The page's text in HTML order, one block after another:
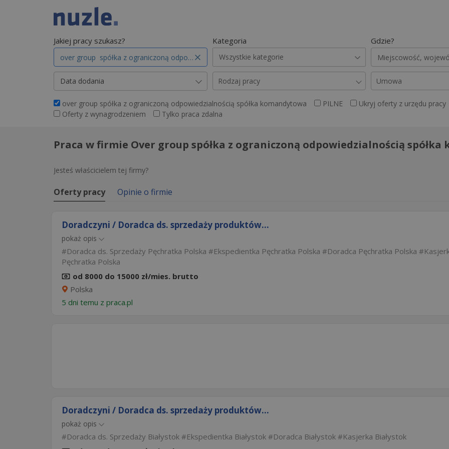
Jakiej pracy szukasz? Kategoria
Wszystkie kategorie
Gdzie?
Data dodania Rodzaj pracy Umowa
over group spółka z ograniczoną odpowiedzialnością spółka komandytowa PILNE
Ukryj oferty z urzędu pracy
Oferty z wynagrodzeniem
Tylko praca zdalna
Praca w firmie Over group spółka z ograniczoną odpowiedzialnością
Jesteś właścicielem tej firmy?
Oferty pracy Opinie o firmie
Doradczyni / Doradca ds. sprzedaży produktów...
pokaż opis
Doradca ds. Sprzedaży Pęchratka Polska Ekspedientka Pęchratka Polska Doradca Pęchratka Polska
Pęchratka Polska
od 8000 do 15000 zł/mies. brutto
Polska
5 dni temu z praca.pl
Doradczyni / Doradca ds. sprzedaży produktów...
pokaż opis
Doradca ds. Sprzedaży Białystok Ekspedientka Białystok Doradca Białystok
Kasjerka Białystok